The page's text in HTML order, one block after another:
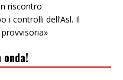
riscontro
i controlli dell’Asl. Il